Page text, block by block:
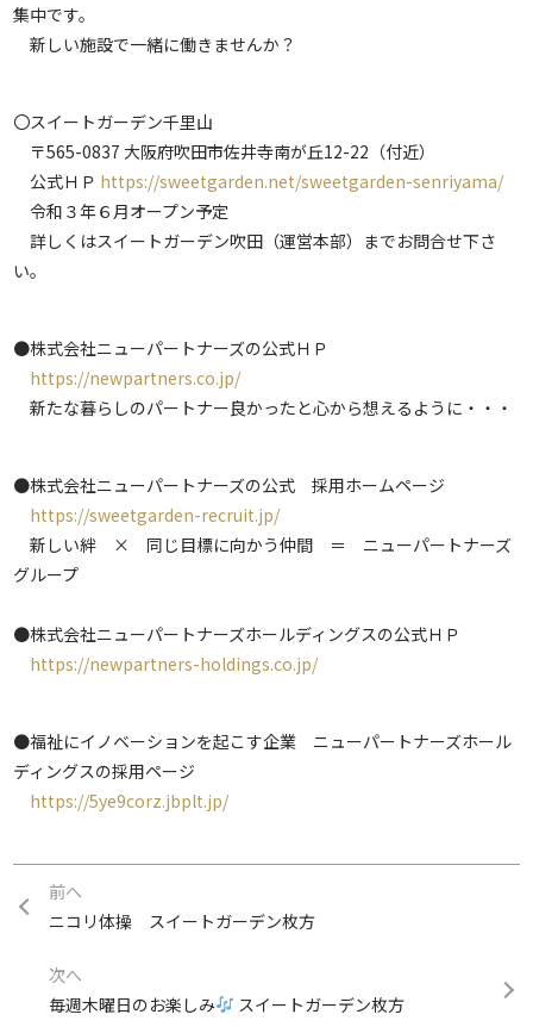
集中です。
新しい施設で一緒に働きませんか？
〇スイートガーデン千里山
〒565-0837 大阪府吹田市佐井寺南が丘12-22（付近）
公式ＨＰ https://sweetgarden.net/sweetgarden-senriyama/
令和３年６月オープン予定
詳しくはスイートガーデン吹田（運営本部）までお問合せ下さ
い。
●株式会社ニューパートナーズの公式ＨＰ
https://newpartners.co.jp/
新たな暮らしのパートナー良かったと心から想えるように・・・
●株式会社ニューパートナーズの公式 採用ホームページ
https://sweetgarden-recruit.jp/
新しい絆 × 同じ目標に向かう仲間 ＝ ニューパートナーズ
グループ
●株式会社ニューパートナーズホールディングスの公式ＨＰ
https://newpartners-holdings.co.jp/
●福祉にイノベーションを起こす企業 ニューパートナーズホール
ディングスの採用ページ
https://5ye9corz.jbplt.jp/
前へ
ニコリ体操 スイートガーデン枚方
次へ
毎週木曜日のお楽しみ
スイートガーデン枚方